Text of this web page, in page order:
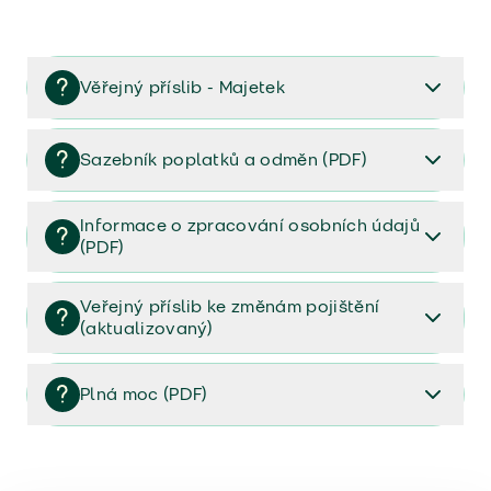
Věřejný příslib - Majetek
Věřejný příslib majetek 2023
Sazebník poplatků a odměn (PDF)
Sazebník poplatků a odměn (PDF)
Informace o zpracování osobních údajů
(PDF)
Informace o zpracování osobních údajů (PDF)
Veřejný příslib ke změnám pojištění
(aktualizovaný)
Veřejný příslib ke změnám pojištění (aktualizovaný)
Plná moc (PDF)